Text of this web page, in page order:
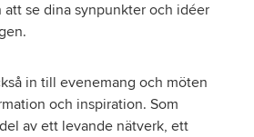
att se dina synpunkter och idéer
in till evenemang och möten
och inspiration. Som
av ett levande nätverk, ett